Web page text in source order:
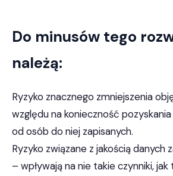
Do minusów tego
należą:
Ryzyko znacznego zmniejszenia
względu na konieczność
od osób do niej zapisanych.
Ryzyko związane z jakością danych
– wpływają na nie takie czynniki,